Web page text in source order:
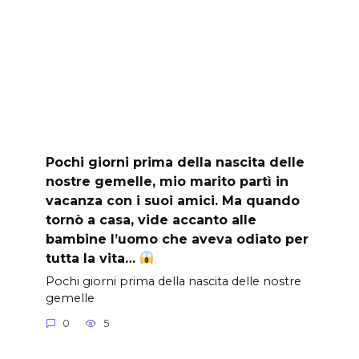
Pochi giorni prima della nascita delle
nostre gemelle, mio marito partì in
vacanza con i suoi amici. Ma quando
tornò a casa, vide accanto alle
bambine l’uomo che aveva odiato per
tutta la vita…
Pochi giorni prima della nascita delle nostre
gemelle
0 5